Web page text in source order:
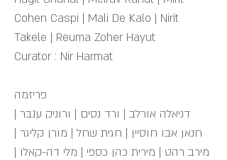
Cohen Caspi | Mali De Kalo | Nirit
Takele | Reuma Zoher Hayut
Curator : Nir Harmat
פריזמה
דניאלה אורלב | ורד נסים | ורוניק ענבר |
חנאן אבו חוסיין | חגית שחל | מורן קליגר |
מירב רהט | מירית כהן כספי | מלי דה-קאלו |